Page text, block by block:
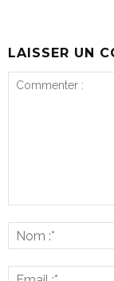
LAISSER UN